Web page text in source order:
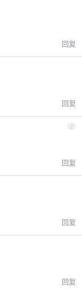
回复
回复
2
回复
回复
回复